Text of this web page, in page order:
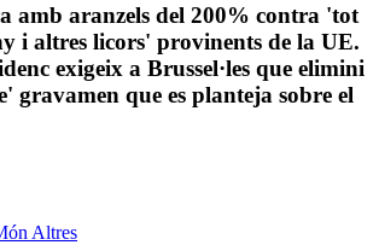
amb aranzels del 200% contra 'tot
i altres licors' provinents de la UE.
exigeix a Brussel·les que elimini
gravamen que es planteja sobre el
Altres